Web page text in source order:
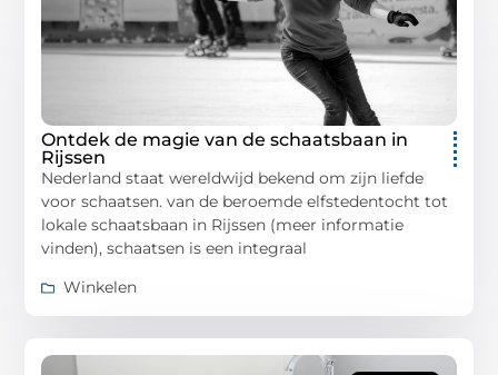
Ontdek de magie van de schaatsbaan in
Rijssen
Nederland staat wereldwijd bekend om zijn liefde
voor schaatsen. van de beroemde elfstedentocht tot
lokale schaatsbaan in Rijssen (meer informatie
vinden), schaatsen is een integraal
Winkelen